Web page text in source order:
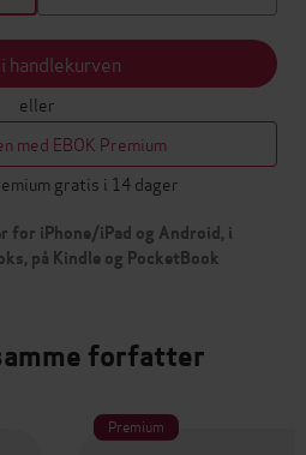
handlekurven
eller
med EBOK Premium
gratis i 14 dager
for iPhone/iPad og Android, i
på Kindle og PocketBook
forfatter
Premium